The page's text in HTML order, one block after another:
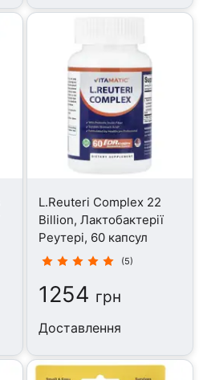
L.Reuteri Complex 22
Billion, Лактобактерії
Реутері, 60 капсул
(5)
1254 грн
Доставлення